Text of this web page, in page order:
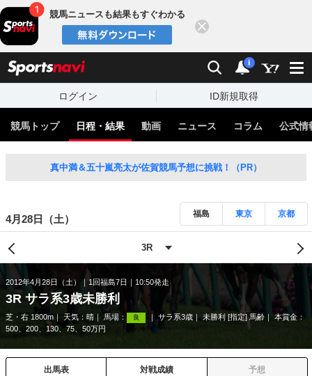
競馬ニュースも結果もすぐわかる
検索 通知
i
ログイン ID新規取得
競馬トップ 日程・結果 動画 ニュース コラム 公式情
真中満＆五十嵐亮太が佐賀競馬予想に挑戦！（PR）
4月28日（土） 福島 東京 京都
2012年4月28日（土） 1回福島7日 10:50発走
3R サラ系3歳未勝利
芝・右 1800m 天気： 晴 馬場： 良 サラ系3歳 未勝利 [指定] 馬齢
本賞金：
500、200、130、75、50万円
出馬表 対戦成績 予想